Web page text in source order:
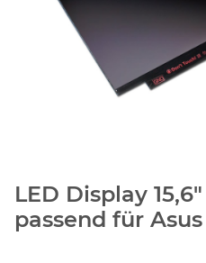
LED Display
passend für Asus